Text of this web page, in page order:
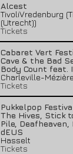
Alcest
TivoliVredenburg
(Utrecht))
Tickets
Cabaret Vert
Cave & the Bad
Body Count feat.
Charleville-
Tickets
Pukkelpop
The Hives, Stick
Pile, Deafheaven,
dEUS
Hasselt
Tickets